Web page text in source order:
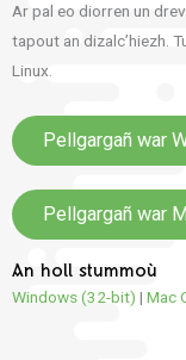
Ar pal eo diorren un
tapout an dizalc’hiezh.
Linux.
Pellgargañ war
Pellgargañ war
An holl stummoù
Windows (32-bit) | Mac